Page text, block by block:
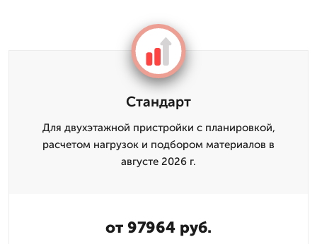
Стандарт
Для двухэтажной пристройки с планировкой,
расчетом нагрузок и подбором материалов в
августе 2026 г.
от 97964 руб.